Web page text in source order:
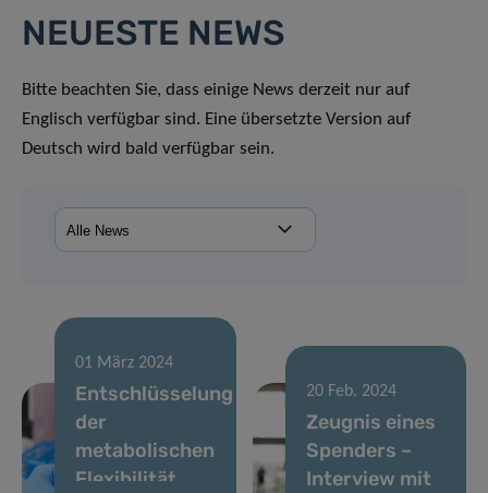
NEUESTE NEWS
Bitte beachten Sie, dass einige News derzeit nur auf
Englisch verfügbar sind. Eine übersetzte Version auf
Deutsch wird bald verfügbar sein.
01 März 2024
Entschlüsselung
der
metabolischen
Flexibilität
20 Feb. 2024
Zeugnis eines
Spenders –
Interview mit